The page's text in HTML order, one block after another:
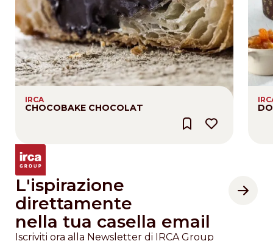
IRCA
CHOCOBAKE CHOCOLAT
L'ispirazione
direttamente
nella tua casella email
Iscriviti ora alla Newsletter di IRCA Group